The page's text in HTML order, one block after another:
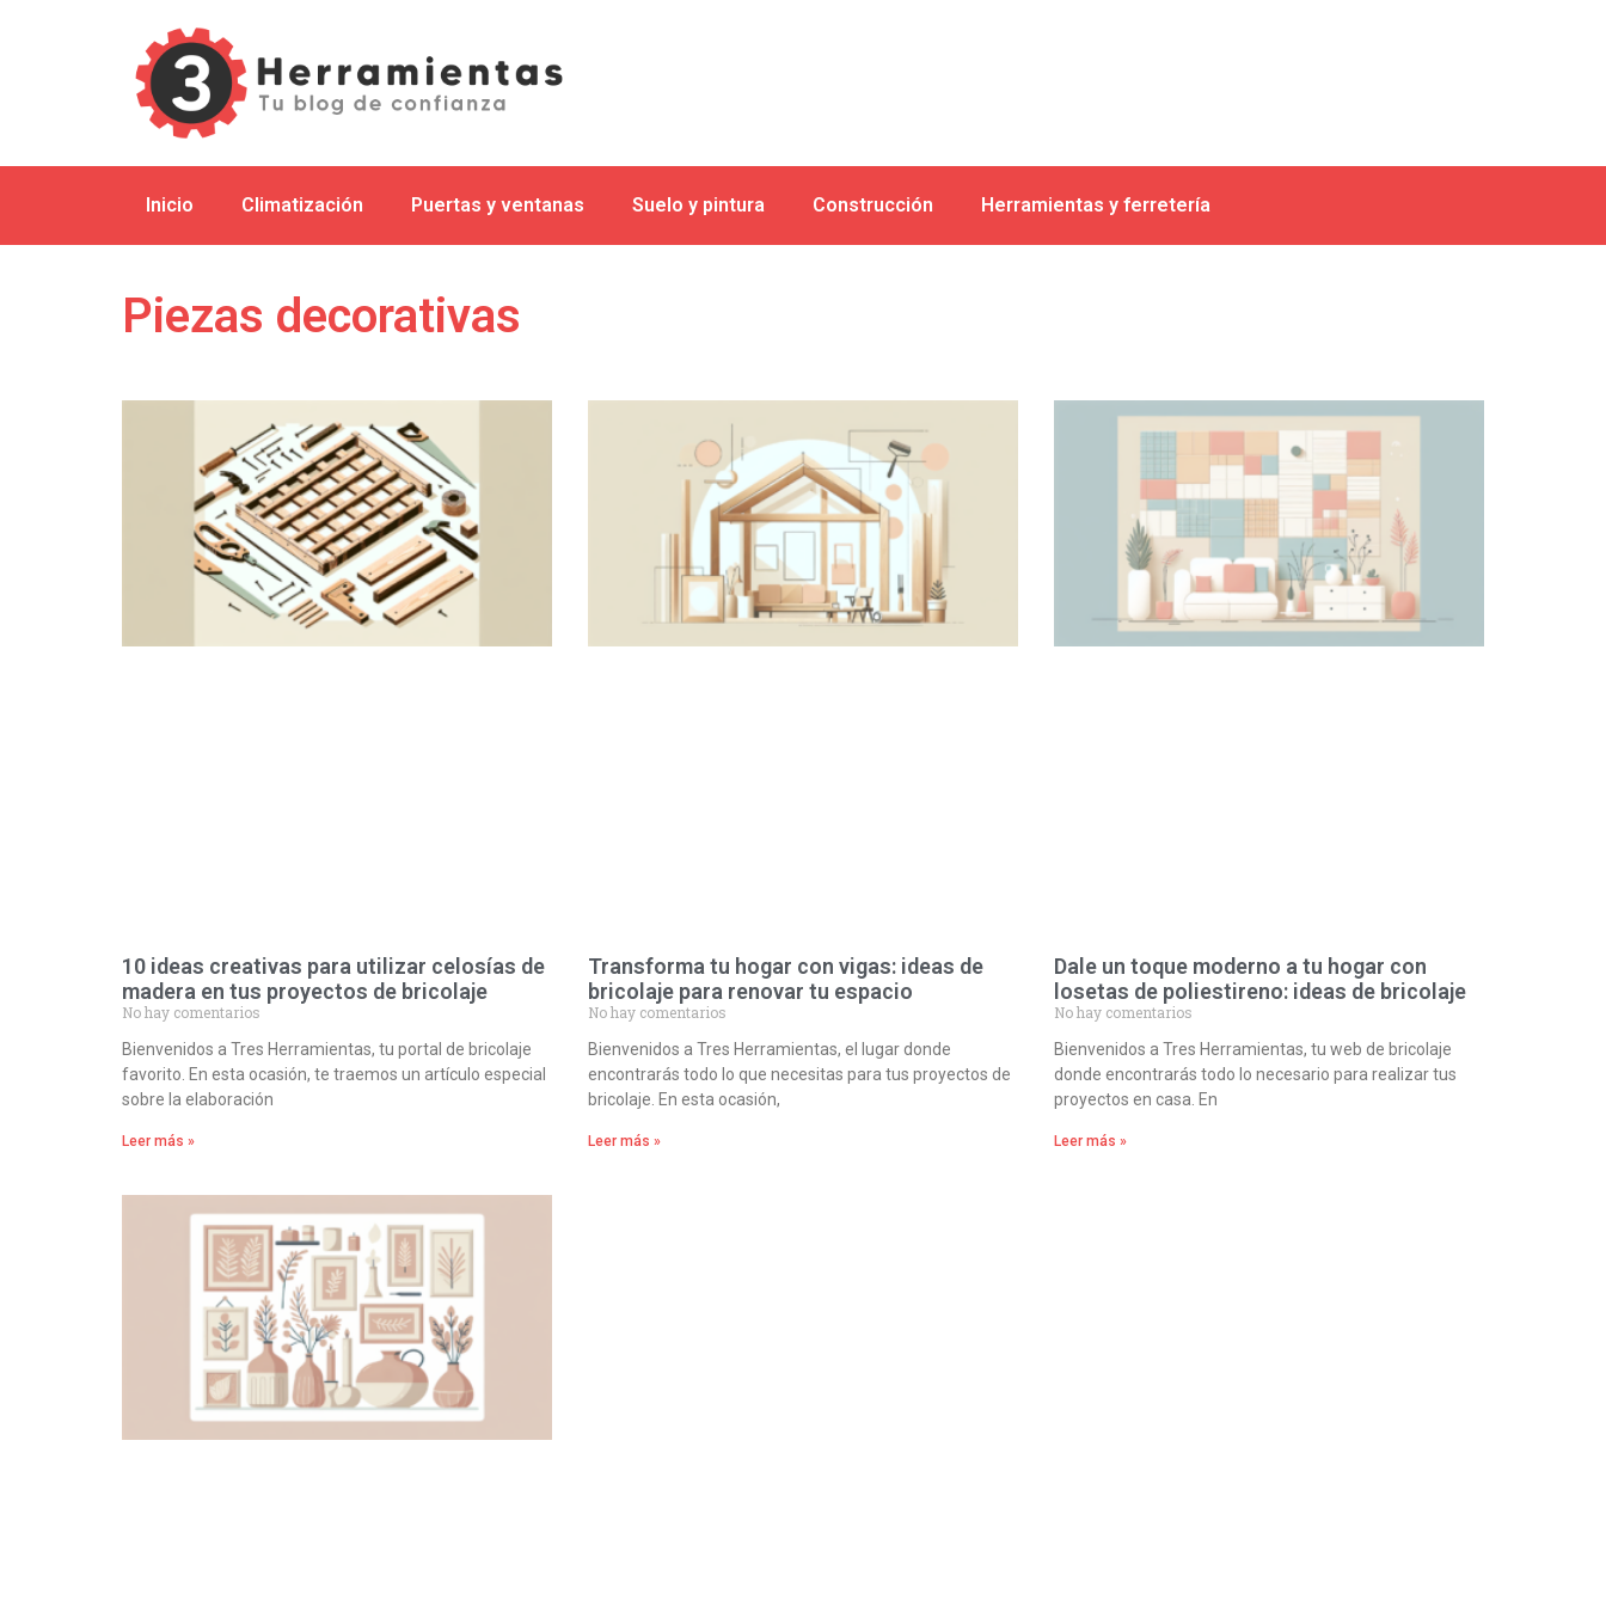
Inicio Climatización Puertas y ventanas Suelo y pintura Construcción Herramientas y ferretería
Piezas decorativas
10 ideas creativas para utilizar celosías de
madera en tus proyectos de bricolaje
No hay comentarios
Bienvenidos a Tres Herramientas, tu portal de bricolaje
favorito. En esta ocasión, te traemos un artículo especial
sobre la elaboración
Leer más »
Transforma tu hogar con vigas: ideas de
bricolaje para renovar tu espacio
No hay comentarios
Bienvenidos a Tres Herramientas, el lugar donde
encontrarás todo lo que necesitas para tus proyectos de
bricolaje. En esta ocasión,
Leer más »
Dale un toque moderno a tu hogar con
losetas de poliestireno: ideas de bricolaje
No hay comentarios
Bienvenidos a Tres Herramientas, tu web de bricolaje
donde encontrarás todo lo necesario para realizar tus
proyectos en casa. En
Leer más »